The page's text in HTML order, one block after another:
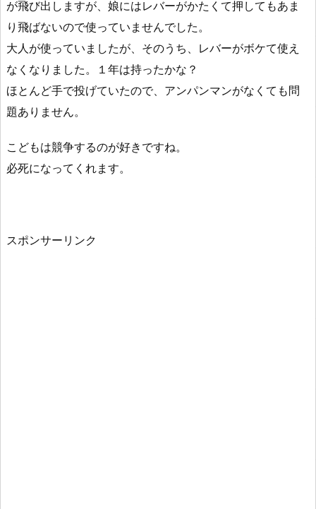
が飛び出しますが、娘にはレバーがかたくて押してもあま
り飛ばないので使っていませんでした。
大人が使っていましたが、そのうち、レバーがボケて使え
なくなりました。１年は持ったかな？
ほとんど手で投げていたので、アンパンマンがなくても問
題ありません。
こどもは競争するのが好きですね。
必死になってくれます。
スポンサーリンク